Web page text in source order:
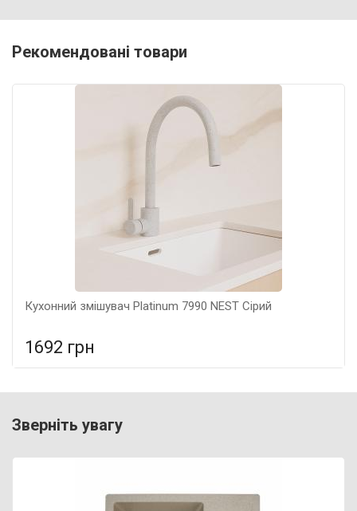
Рекомендовані товари
Кухонний змішувач Platinum 7990 NEST Сірий
1692 грн
Матеріал: нержавіюча сталь SUS 304, Тип змішувача:
Зверніть увагу